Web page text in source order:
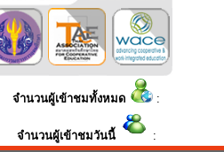
จำนวนผู้เข้าชมทั้งหมด :
จำนวนผู้เข้าชมวันนี้ :